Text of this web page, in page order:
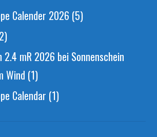
Calender 2026 (5)
2.4 mR 2026 bei Sonnenschein
Wind (1)
Calendar (1)